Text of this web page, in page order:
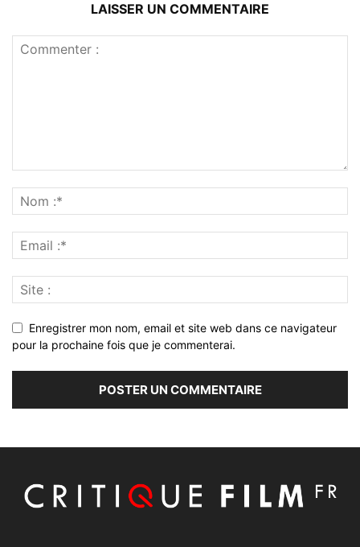
LAISSER UN COMMENTAIRE
Enregistrer mon nom, email et site web dans ce navigateur
pour la prochaine fois que je commenterai.